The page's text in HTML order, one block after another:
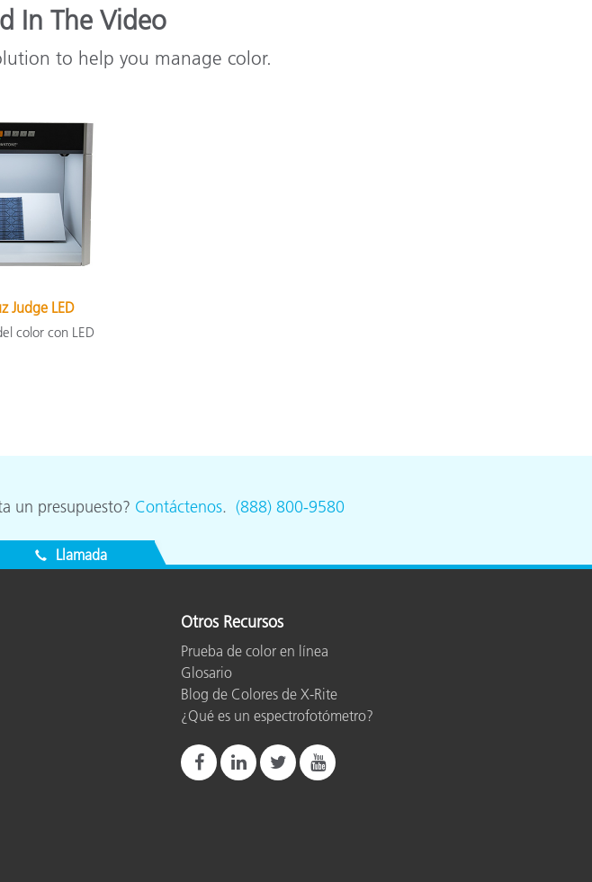
In The Video
to help you manage color.
Judge LED
color con LED
un presupuesto? Contáctenos. (888) 800-9580
Llamada
Otros Recursos
Prueba de color en línea
Glosario
Blog de Colores de X-Rite
¿Qué es un espectrofotómetro?